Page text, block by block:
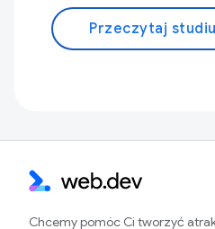
Przeczytaj
Chcemy pomóc Ci tworzyć